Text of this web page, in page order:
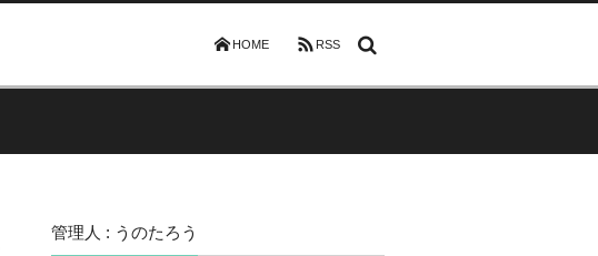
HOME RSS
管理人 : うのたろう